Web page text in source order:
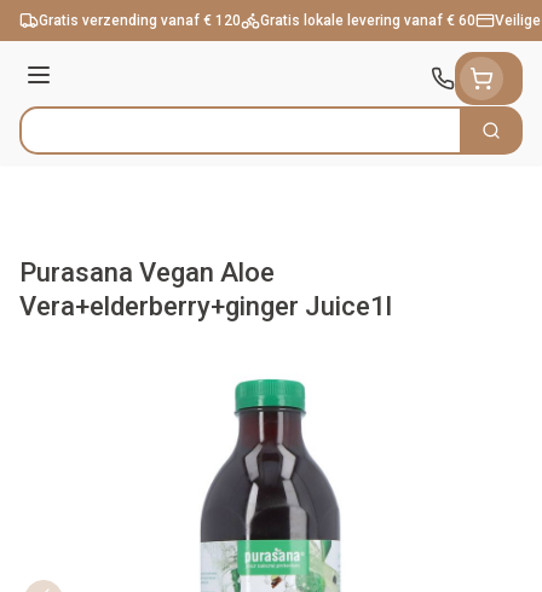
Ga naar de inhoud
Gratis verzending vanaf € 120 Gratis lokale levering vanaf € 60
Menu
Product, merk, categorie... Zoek
Purasana Vegan Aloe
Vera+elderberry+ginger Juice1l